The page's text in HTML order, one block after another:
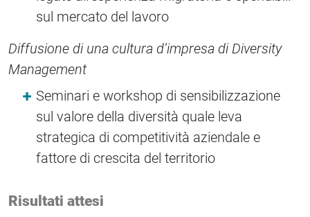
sul mercato del lavoro
Diffusione di una cultura d’impresa di Diversity
Management
Seminari e workshop di sensibilizzazione
sul valore della diversità quale leva
strategica di competitività aziendale e
fattore di crescita del territorio
Risultati attesi